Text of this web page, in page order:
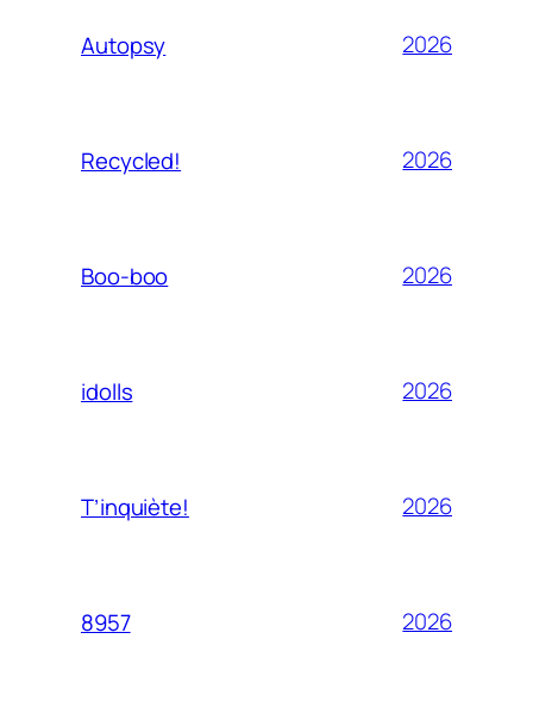
Autopsy 2026
Recycled! 2026
Boo-boo 2026
idolls 2026
T’inquiète! 2026
8957 2026